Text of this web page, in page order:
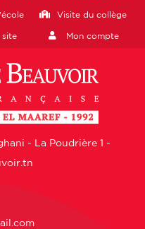
Visite du collège
site Mon compte
- La Poudrière 1 -